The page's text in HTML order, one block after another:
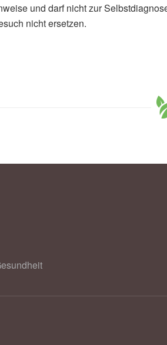
linked with heart health,
in Adults with Moderate
und darf nicht zur
nicht ersetzen.